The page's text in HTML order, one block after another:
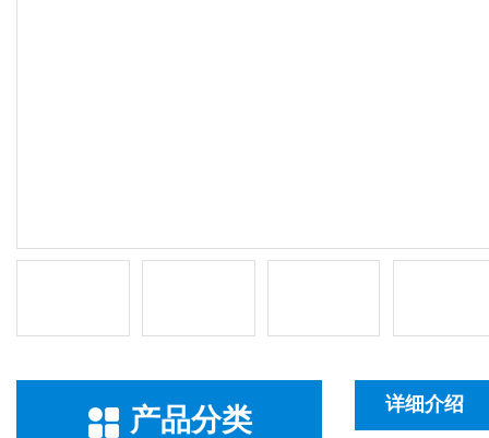
产品分类 详细介绍